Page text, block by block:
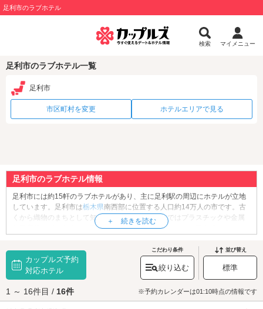
足利市のラブホテル
検索 マイメニュー
足利市のラブホテル一覧
足利市
市区町村を変更 ホテルエリアで見る
足利市のラブホテル情報
足利市には約15軒のラブホテルがあり、主に足利駅の周辺にホテルが立地
しています。足利市は栃木県南西部に位置する人口約14万人の市です。古
くから織物のまちとして知られていますが、近年ではプラスチックや金属
加工産業などを中心に、商業都市として発展しています。観光地として
がフラワーパーク」や、縁結びのパワースポット「足利織姫神社」、日本
最古の学校「足利学校
」などがあり、これらはデートスポットとしても人
気です。特産品としては、地元産のトマトをはじめとする7品目を「あしか
が美人」と命名し、ブランド野菜として販売しています。そして足利市の
グルメといえば、名物「ポテト入り焼きそば」や「ソースカツ丼」、千切
りした大根と一緒に食べる「大根そば」などが代表的。足利駅周辺には
カップルズ予約
対応ホテル
こだわり条件
絞り込む
並び替え
標準
1 ～ 16件目 / 16件 ※予約カレンダーは01:10時点の情報です